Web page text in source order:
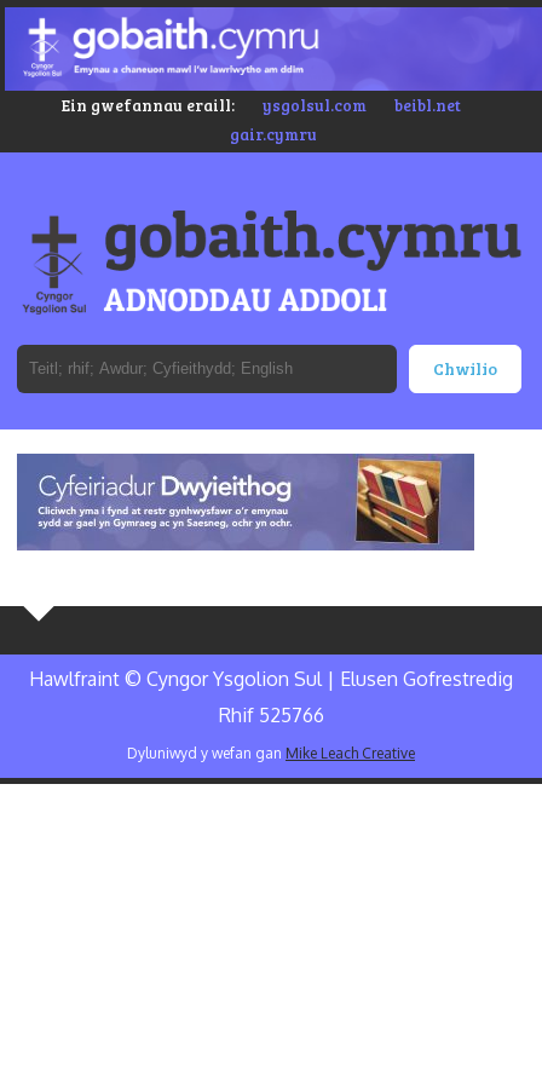
Ein gwefannau eraill: ysgolsul.com
beibl.net
gair.cymru
Hawlfraint © Cyngor Ysgolion Sul | Elusen Gofrestredig
Rhif 525766
Dyluniwyd y wefan gan Mike Leach Creative